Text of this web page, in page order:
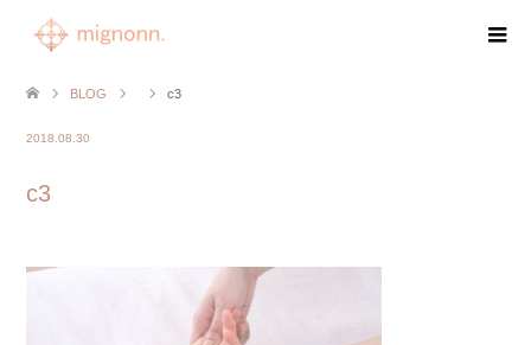
BLOG c3
2018.08.30
c3